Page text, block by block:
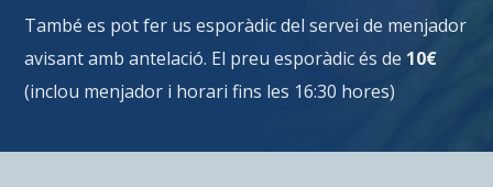
També es pot fer us esporàdic del servei de menjador
avisant amb antelació. El preu esporàdic és de 10€
(inclou menjador i horari fins les 16:30 hores)